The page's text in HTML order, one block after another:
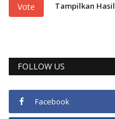
Vote Tampilkan Hasil
FOLLOW US
Facebook